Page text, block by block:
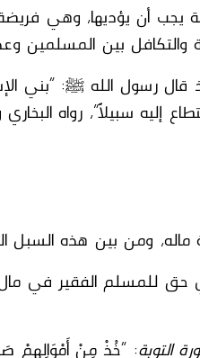
يجب أن يؤديها، وهي فريضة
والتكافل بين المسلمين
قالرسول الله ﷺ: “بني
إليه سبيلاً”، رواه
ومن بين هذه السبل
للمسلم الفقير في
التوبة: “خُذْ مِنْ أَمْوَالِهِمْ